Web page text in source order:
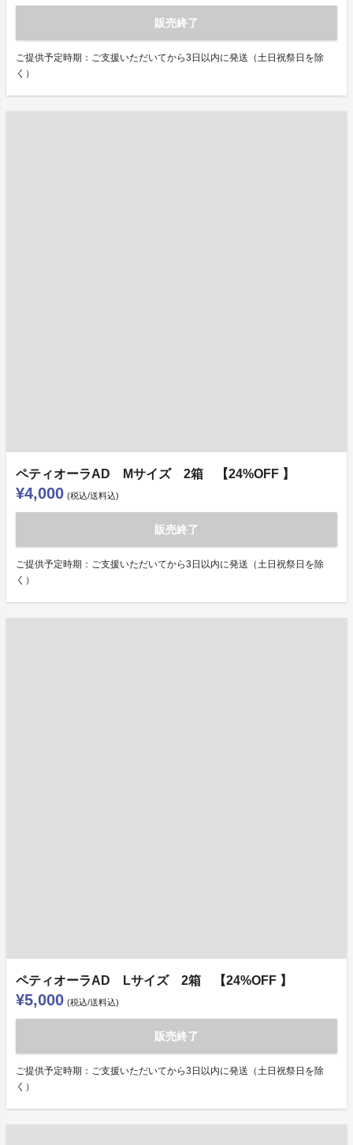
販売終了
ご提供予定時期：ご支援いただいてから3日以内に発送（土日祝祭日を除
く）
ペティオーラAD Mサイズ 2箱 【24%OFF 】
¥4,000 (税込/送料込)
販売終了
ご提供予定時期：ご支援いただいてから3日以内に発送（土日祝祭日を除
く）
ペティオーラAD Lサイズ 2箱 【24%OFF 】
¥5,000 (税込/送料込)
販売終了
ご提供予定時期：ご支援いただいてから3日以内に発送（土日祝祭日を除
く）